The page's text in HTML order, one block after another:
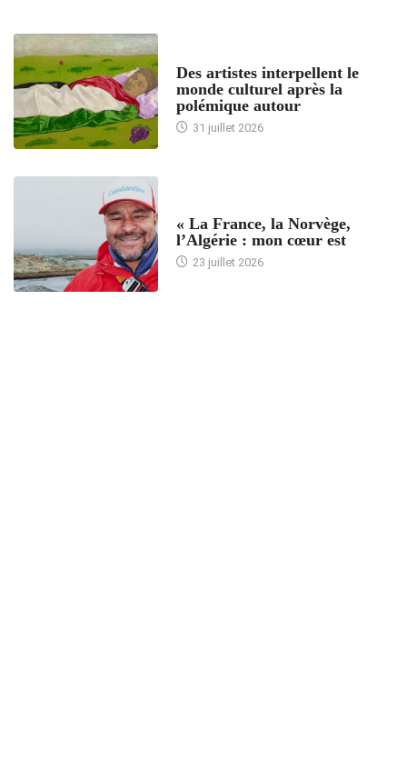
Des artistes interpellent le
monde culturel après la
polémique autour
31 juillet 2026
« La France, la Norvège,
l’Algérie : mon cœur est
23 juillet 2026